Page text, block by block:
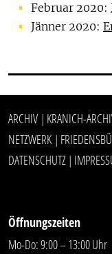
Februar 2020:
Jänner 2020:
ARCHIV | KRANICH-
NETZWERK |
DATENSCHUTZ |
Öffnungszeiten
Mo-Do: 9:00 – 13:00 Uhr